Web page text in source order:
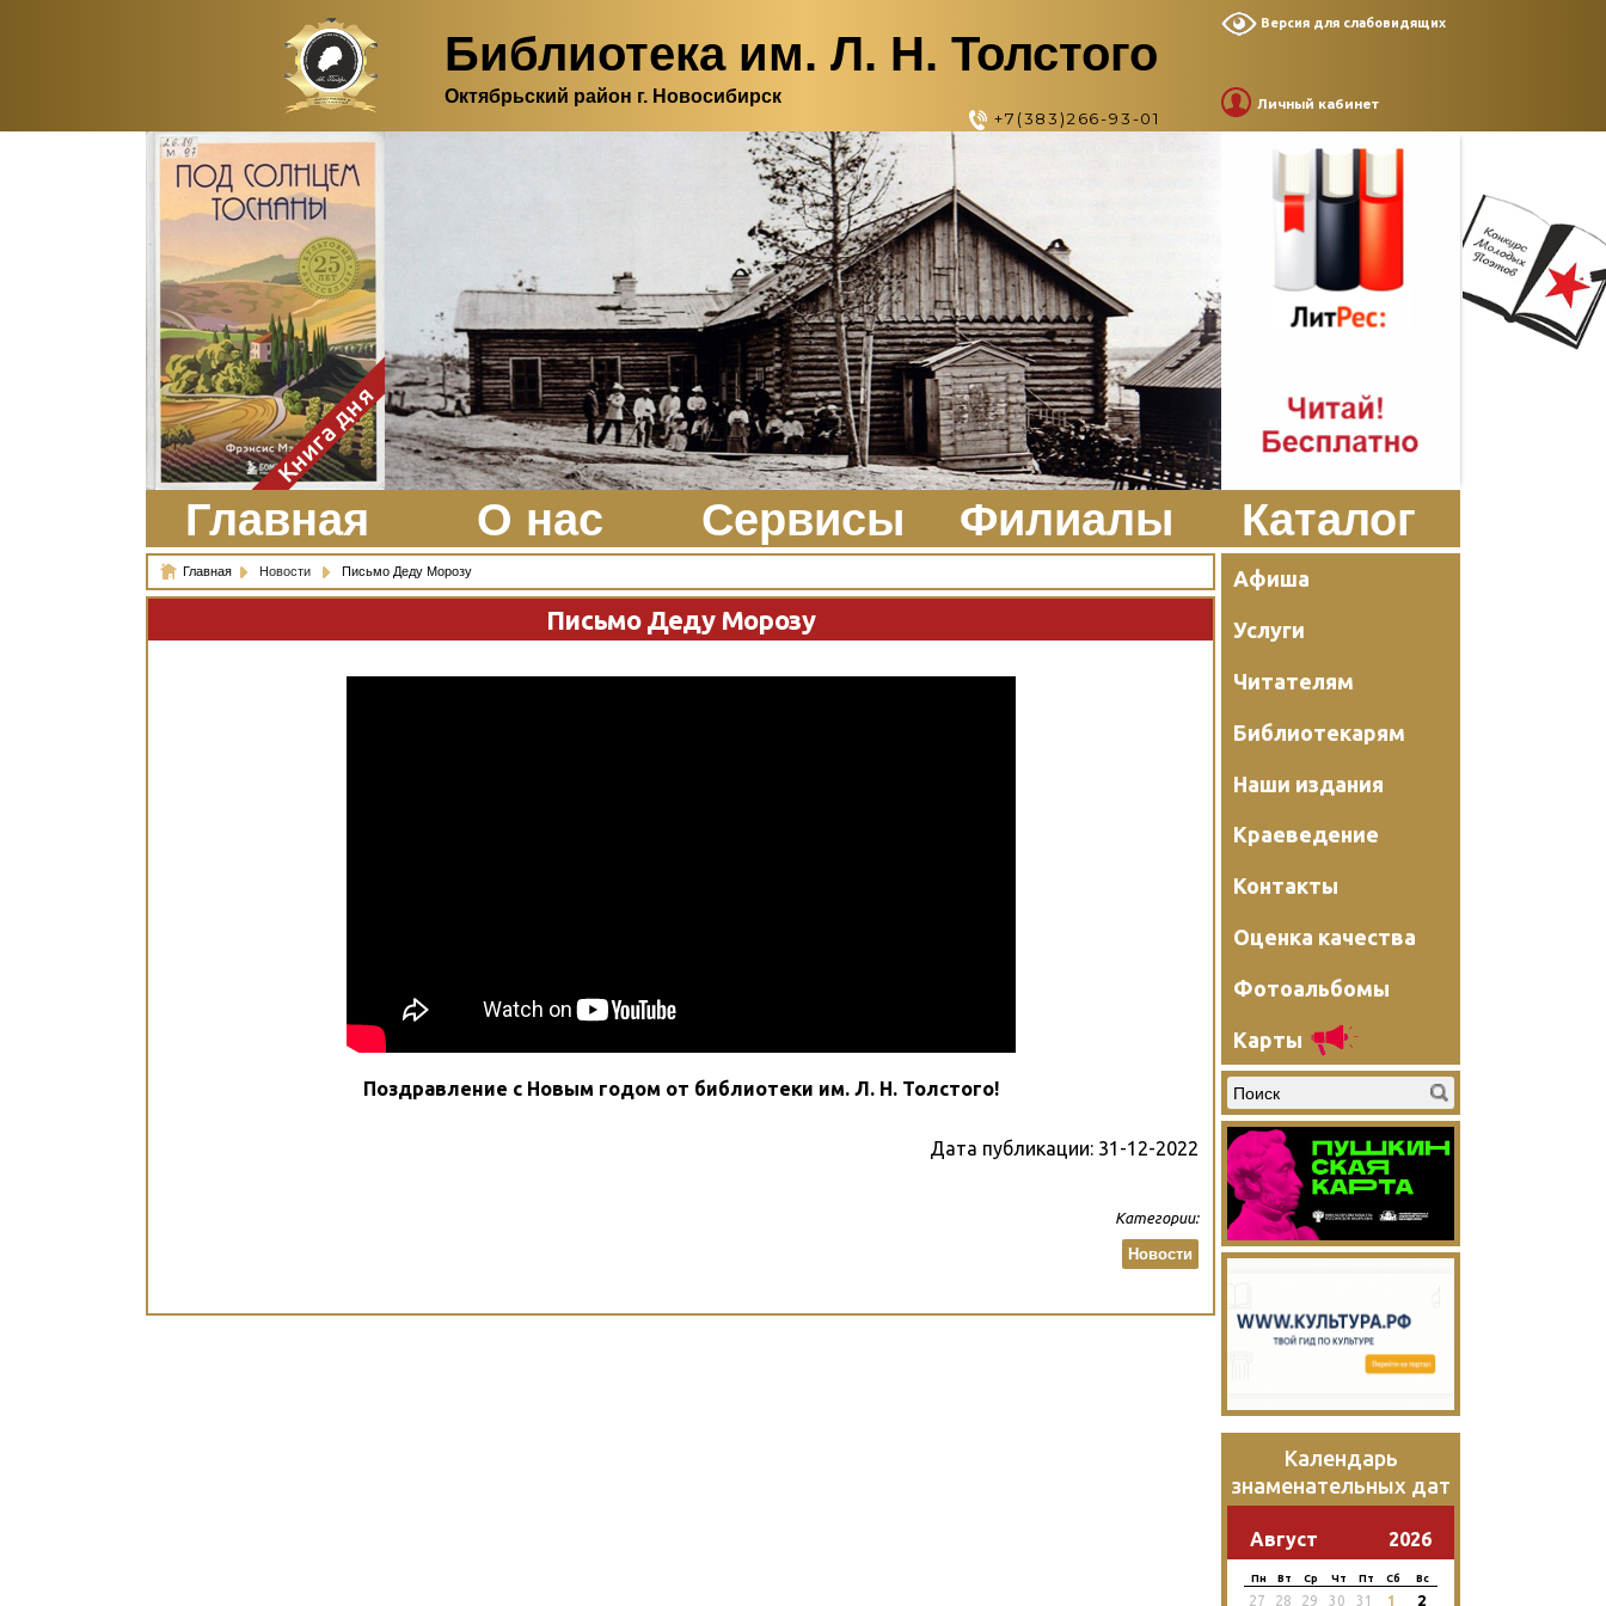
Библиотека им. Л. Н. Толстого
Октябрьский район г. Новосибирск
+7(383)266-93-01
Версия для слабовидящих
Личный кабинет
Здесь, в своем
итальянском доме, я вновь
испытала первичную
радость единения с
природой. Дом открыт
для бабочек, стрекоз, пчёл
или всех, кто пожелает
влететь в одно окно и
вылететь из другого. Едим
мы почти всегда во
дворе. Во мне настолько
возродился здравый
смысл моей матери -
умение наслаждаться
настоящим и не спешить, -
что даже нашлось время
отполировать до блеска
оконное стекло.
ЗаказатьКнига дня
Главная О нас Сервисы Филиалы Каталог
Главная Новости Письмо Деду Морозу
Письмо Деду Морозу
Поздравление с Новым годом от библиотеки им. Л. Н. Толстого!
Дата публикации: 31-12-2022
Категории:
Новости
Афиша
Услуги
Читателям
Библиотекарям
Наши издания
Краеведение
Контакты
Оценка качества
Фотоальбомы
Карты
Календарь
знаменательных дат
Август 2026
Пн Вт Ср Чт Пт Сб Вс
27 28 29 30 31 1 2